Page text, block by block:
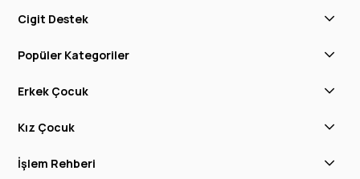
Cigit Destek
Popüler Kategoriler
Erkek Çocuk
Kız Çocuk
İşlem Rehberi